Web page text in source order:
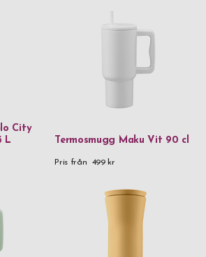
termosmuggar och flera olika fina former
ska du överraska hela familjen med en
med gravyr innan helgen där ni ska iväg
garanterat att uppskattas! Köp
vi har alltid snabba leveranser.
City
L
Termosmugg Maku Vit 90 cl
Pris från 499 kr